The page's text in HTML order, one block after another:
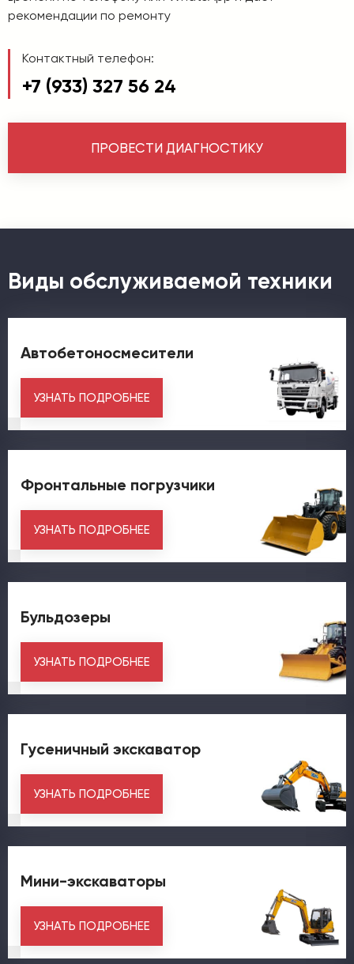
рекомендации по ремонту
Контактный телефон:
+7 (933) 327 56 24
ПРОВЕСТИ ДИАГНОСТИКУ
Виды обслуживаемой техники
Автобетоносмесители
УЗНАТЬ ПОДРОБНЕЕ
Фронтальные погрузчики
УЗНАТЬ ПОДРОБНЕЕ
Бульдозеры
УЗНАТЬ ПОДРОБНЕЕ
Гусеничный экскаватор
УЗНАТЬ ПОДРОБНЕЕ
Мини-экскаваторы
УЗНАТЬ ПОДРОБНЕЕ